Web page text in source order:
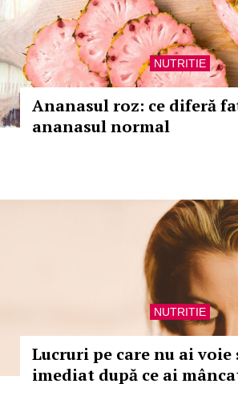
NUTRITIE
Ananasul roz: ce diferă
ananasul normal
NUTRITIE
Lucruri pe care nu ai voie
imediat după ce ai